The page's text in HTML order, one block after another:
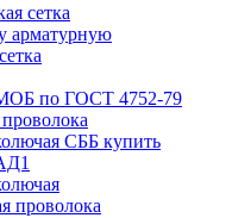
сетка
арматурную
по ГОСТ 4752-79
СББ купить
проволока